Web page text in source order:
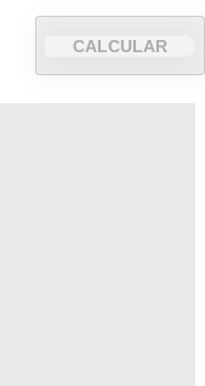
CALCULAR